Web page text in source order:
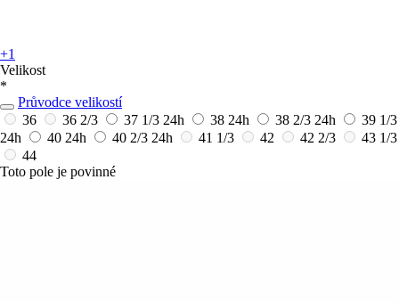
+1
Velikost
*
Průvodce velikostí
36
36 2/3 37 1/3 24h 38 24h 38 2/3 24h
39 1/3
24h
40 24h 40 2/3 24h 41 1/3 42 42 2/3
43 1/3
44
Toto pole je povinné